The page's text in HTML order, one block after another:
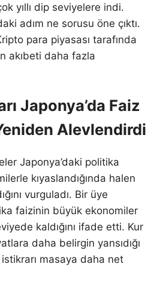
yıllı dip seviyelere indi.
adım ne sorusu öne çıktı.
para piyasası tarafında
akıbeti daha fazla
Japonya’da Faiz
Alevlendirdi
Japonya’daki politika
kıyaslandığında halen
vurguladı. Bir üye
faizinin büyük ekonomiler
kaldığını ifade etti. Kur
daha belirgin yansıdığı
masaya daha net